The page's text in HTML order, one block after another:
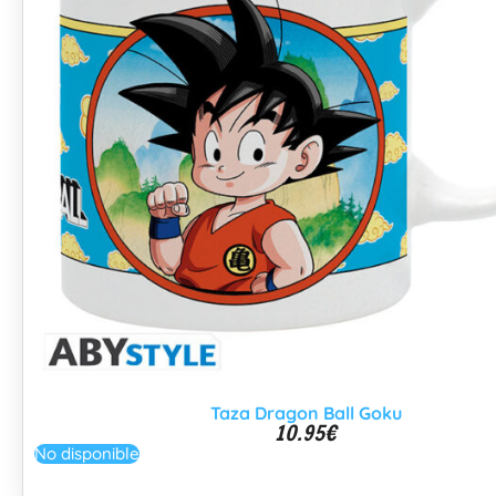
Taza Dragon Ball Goku
10.95€
No disponible